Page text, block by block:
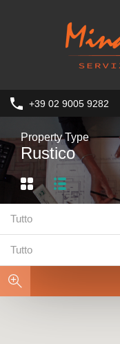
+39 02 9005 9282
Property Type
Rustico
Tutto
Tutto